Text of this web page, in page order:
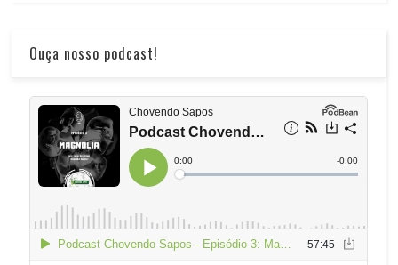
Ouça nosso podcast!